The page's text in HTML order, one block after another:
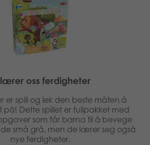
oss ferdigheter
er spill og lek den beste måten å
Dette spillet er fullpakket med
som får barna til å bevege
de små grå, men de lærer seg også
nye ferdigheter.